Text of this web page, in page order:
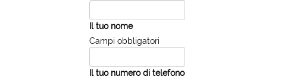
Il tuo nome
Campi obbligatori
Il tuo numero di telefono